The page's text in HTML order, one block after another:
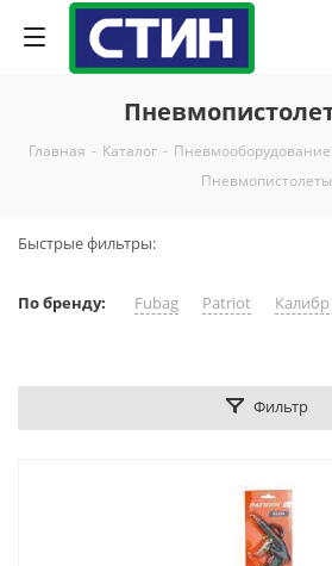
Главная - Каталог - Пневмооборудование
Пневмопистолеты
Быстрые фильтры:
По бренду: Fubag Patriot Калибр
Фильтр